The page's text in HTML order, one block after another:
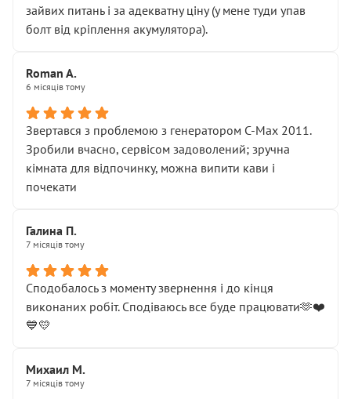
зайвих питань і за адекватну ціну (у мене туди упав
болт від кріплення акумулятора).
Roman A.
6 місяців тому
Звертався з проблемою з генератором C-Max 2011.
Зробили вчасно, сервісом задоволений; зручна
кімната для відпочинку, можна випити кави і
почекати
Галина П.
7 місяців тому
Сподобалось з моменту звернення і до кінця
виконаних робіт. Сподіваюсь все буде працювати🫶❤️
💙💛
Михаил М.
7 місяців тому